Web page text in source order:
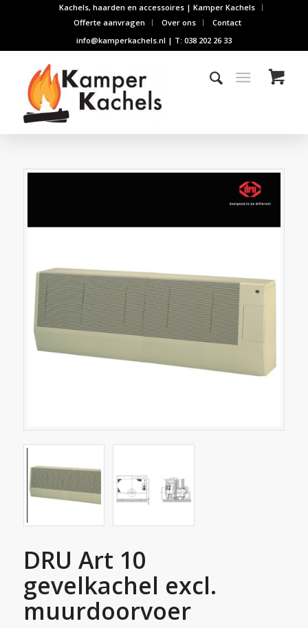
Kachels, haarden en accessoires | Kamper Kachels
Offerte aanvragen
Over ons
Contact
info@kamperkachels.nl | T: 038 202 26 33
DRU Art 10
gevelkachel excl.
muurdoorvoer